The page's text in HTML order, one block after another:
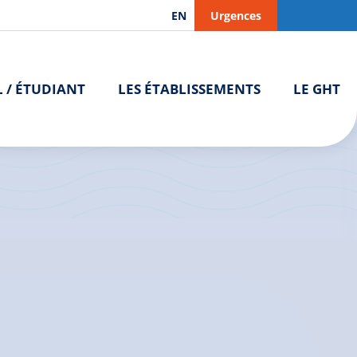
EN Urgences
/ ÉTUDIANT LES ÉTABLISSEMENTS LE GHT